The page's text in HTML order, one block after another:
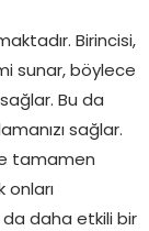
Birincisi,
sunar, böylece
Bu da
sağlar.
tamamen
onları
daha etkili bir